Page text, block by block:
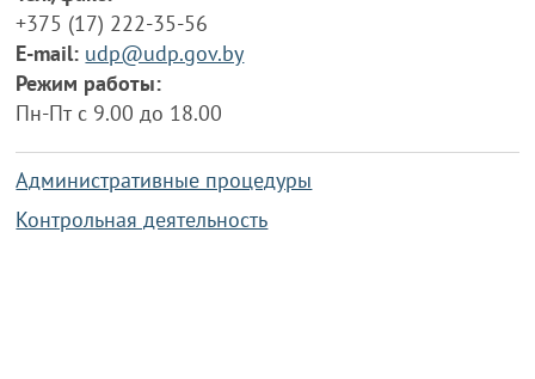
+375 (17) 222-35-56
E-mail: udp@udp.gov.by
Режим работы:
Пн-Пт с 9.00 до 18.00
Административные процедуры
Контрольная деятельность